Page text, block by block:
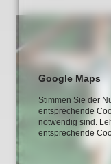
Google Maps
Stimmen Sie der
entsprechende
notwendig sind.
entsprechende